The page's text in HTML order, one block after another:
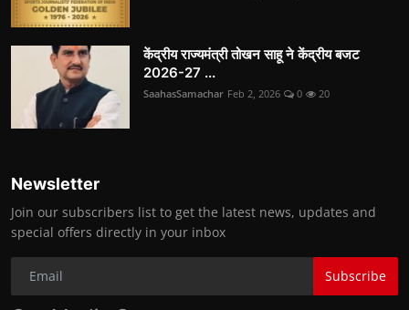
केंद्रीय राज्यमंत्री तोखन साहू ने केंद्रीय बजट
2026-27 ...
SaahasSamachar Feb 2, 2026 0 20
Newsletter
Join our subscribers list to get the latest news, updates and
special offers directly in your inbox
Subscribe